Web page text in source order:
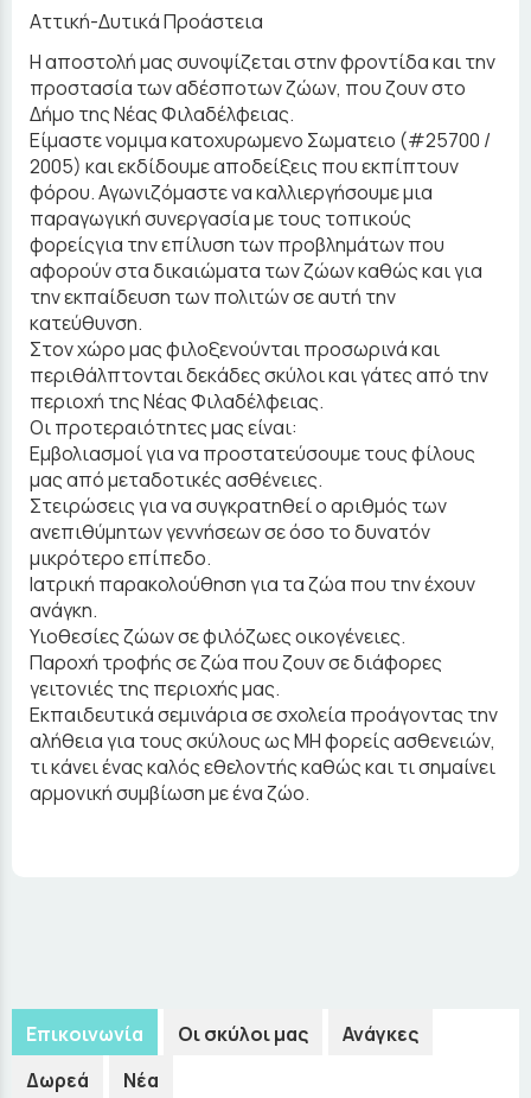
Αττική-Δυτικά Προάστεια
Η αποστολή μας συνοψίζεται στην φροντίδα και την
προστασία των αδέσποτων ζώων, που ζουν στο
Δήμο της Νέας Φιλαδέλφειας.
Είμαστε νομιμα κατοχυρωμενο Σωματειο (#25700 /
2005) και εκδίδουμε αποδείξεις που εκπίπτουν
φόρου. Αγωνιζόμαστε να καλλιεργήσουμε μια
παραγωγική συνεργασία με τους τοπικούς
φορείςγια την επίλυση των προβλημάτων που
αφορούν στα δικαιώματα των ζώων καθώς και για
την εκπαίδευση των πολιτών σε αυτή την
κατεύθυνση.
Στον χώρο μας φιλοξενούνται προσωρινά και
περιθάλπτονται δεκάδες σκύλοι και γάτες από την
περιοχή της Νέας Φιλαδέλφειας.
Οι προτεραιότητες μας είναι:
Εμβολιασμοί για να προστατεύσουμε τους φίλους
μας από μεταδοτικές ασθένειες.
Στειρώσεις για να συγκρατηθεί ο αριθμός των
ανεπιθύμητων γεννήσεων σε όσο το δυνατόν
μικρότερο επίπεδο.
Ιατρική παρακολούθηση για τα ζώα που την έχουν
ανάγκη.
Υιοθεσίες ζώων σε φιλόζωες οικογένειες.
Παροχή τροφής σε ζώα που ζουν σε διάφορες
γειτονιές της περιοχής μας.
Εκπαιδευτικά σεμινάρια σε σχολεία προάγοντας την
αλήθεια για τους σκύλους ως ΜΗ φορείς ασθενειών,
τι κάνει ένας καλός εθελοντής καθώς και τι σημαίνει
αρμονική συμβίωση με ένα ζώο.
Επικοινωνία Οι σκύλοι μας
Ανάγκες
Δωρεά
Νέα